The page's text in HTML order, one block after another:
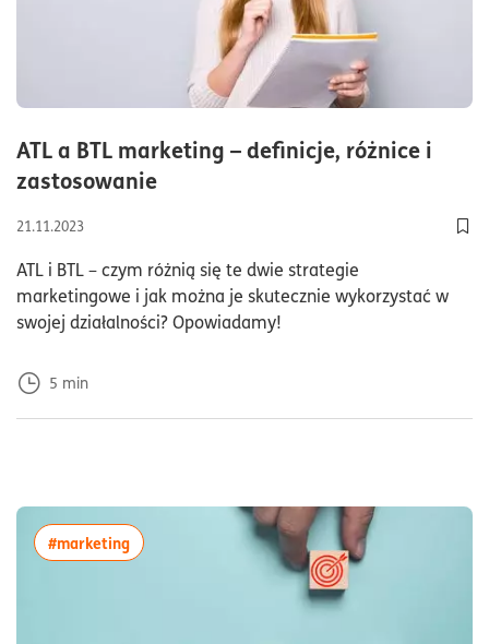
ATL a BTL marketing – definicje, różnice i
zastosowanieczas czytania5minuty
21.11.2023
ATL i BTL – czym różnią się te dwie strategie
marketingowe i jak można je skutecznie wykorzystać w
swojej działalności? Opowiadamy!
5 min
#marketingwięcej artykułów z tagiem:#marketing